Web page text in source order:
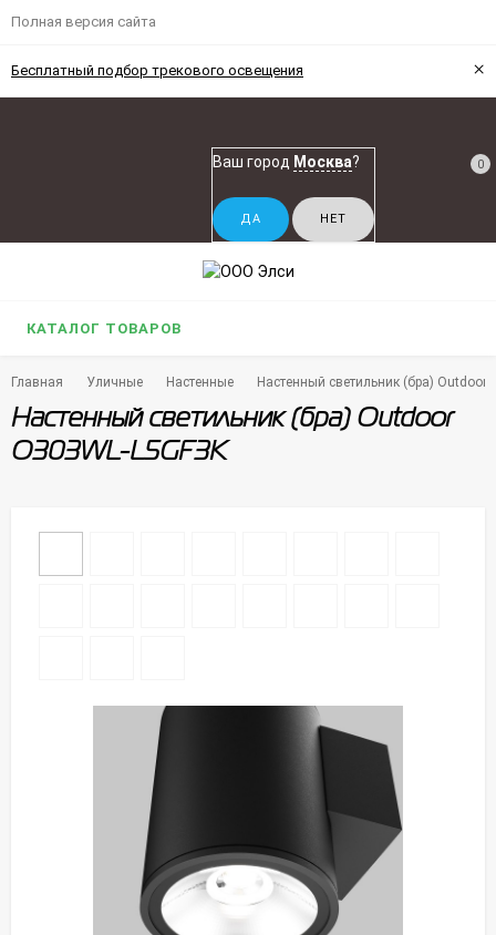
Полная версия сайта
Бесплатный подбор трекового освещения ×
Ваш город Москва? 0
КАТАЛОГ ТОВАРОВ
Главная Уличные Настенные Настенный светильник (бра) Outdoor
Настенный светильник (бра) Outdoor
O303WL-L5GF3K